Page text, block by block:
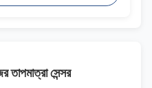
সেন্সর